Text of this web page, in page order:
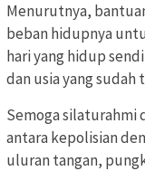
Menurutnya,
beban hidupnya
hari yang hidup
dan usia yang sudah
Semoga silaturahmi
antara kepolisian
uluran tangan,